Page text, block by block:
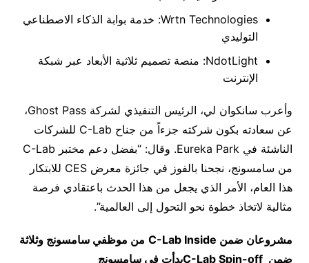
Wrtn Technologies: خدمة بوابة الذكاء الاصطناعي
التوليدي
NdotLight: منصة تصميم ثلاثية الأبعاد عبر شبكة
الإنترنت
وأعرب سانكوان لي، الرئيس التنفيذي لشركة Ghost Pass،
عن سعادته بكون شركته جزءاً من جناح C-Lab للشركات
الناشئة في Eureka Park. وقال: “بفضل دعم مختبر C-Lab
من سامسونج، نجحنا بالفوز في جائزة معرض CES للابتكار
هذا العام، الأمر الذي يجعل من هذا الحدث باعتقادي فرصة
مثالية لاتخاذ خطوة نحو التحول إلى العالمية”.
مشروعان ضمن C-Lab Inside من موظفي سامسونج وثلاثة
ضمن C-Lab Spin-offبدأت في سامسونج